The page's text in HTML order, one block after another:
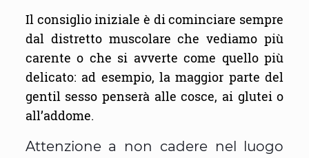
Il consiglio iniziale è di cominciare sempre
dal distretto muscolare che vediamo più
carente o che si avverte come quello più
delicato: ad esempio, la maggior parte del
gentil sesso penserà alle cosce, ai glutei o
all’addome.
Attenzione a non cadere nel luogo